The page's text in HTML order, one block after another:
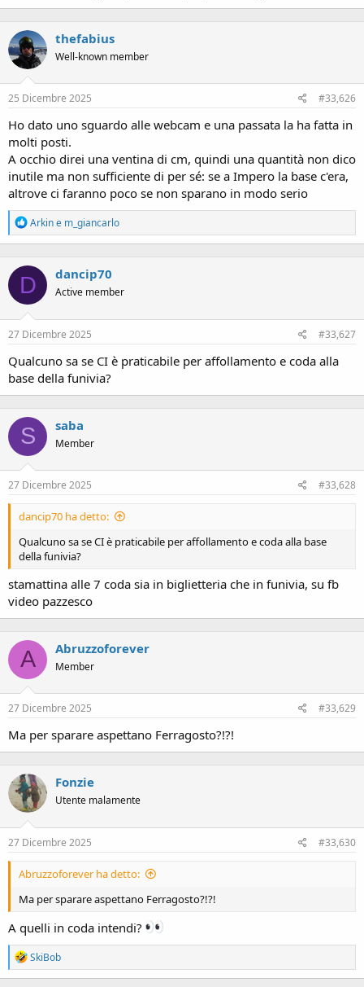
thefabius
Well-known member
25 Dicembre 2025 #33,626
Ho dato uno sguardo alle webcam e una passata la ha fatta in
molti posti.
A occhio direi una ventina di cm, quindi una quantità non dico
inutile ma non sufficiente di per sé: se a Impero la base c'era,
altrove ci faranno poco se non sparano in modo serio
R
e
a
n
:
Arkine m_giancarlo
D dancip70
Active member
27 Dicembre 2025 #33,627
Qualcuno sa se CI è praticabile per affollamento e coda alla
base della funivia?
S saba
Member
27 Dicembre 2025 #33,628
dancip70 ha detto:
Qualcuno sa se CI è praticabile per affollamento e coda alla base
della funivia?
stamattina alle 7 coda sia in biglietteria che in funivia, su fb
video pazzesco
A Abruzzoforever
Member
27 Dicembre 2025 #33,629
Ma per sparare aspettano Ferragosto?!?!
Fonzie
Utente malamente
27 Dicembre 2025 #33,630
Abruzzoforever ha detto:
Ma per sparare aspettano Ferragosto?!?!
A quelli in coda intendi?
R
e
a
SkiBob